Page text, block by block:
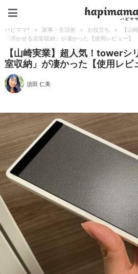
ハピママ* > 家事・生活術 > お役立ち >
【山
「浮かせる浴室収納」が凄かった【使用レビュー】
【山崎実業】超人気！towerシ
室収納」が凄かった【使用レビ
須田 仁美